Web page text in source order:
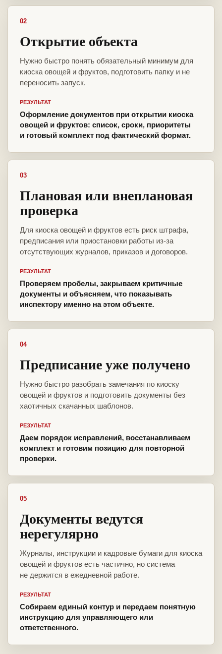
02
Открытие объекта
Нужно быстро понять обязательный минимум для
киоска овощей и фруктов, подготовить папку и не
переносить запуск.
РЕЗУЛЬТАТ
Оформление документов при открытии киоска
овощей и фруктов: список, сроки, приоритеты
и готовый комплект под фактический формат.
03
Плановая или внеплановая
проверка
Для киоска овощей и фруктов есть риск штрафа,
предписания или приостановки работы из-за
отсутствующих журналов, приказов и договоров.
РЕЗУЛЬТАТ
Проверяем пробелы, закрываем критичные
документы и объясняем, что показывать
инспектору именно на этом объекте.
04
Предписание уже получено
Нужно быстро разобрать замечания по киоску
овощей и фруктов и подготовить документы без
хаотичных скачанных шаблонов.
РЕЗУЛЬТАТ
Даем порядок исправлений, восстанавливаем
комплект и готовим позицию для повторной
проверки.
05
Документы ведутся
нерегулярно
Журналы, инструкции и кадровые бумаги для киоска
овощей и фруктов есть частично, но система
не держится в ежедневной работе.
РЕЗУЛЬТАТ
Собираем единый контур и передаем понятную
инструкцию для управляющего или
ответственного.